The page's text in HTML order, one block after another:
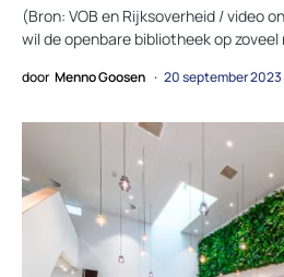
(Bron: VOB en Rijksoverheid / video
wil de openbare bibliotheek op
door Menno Goosen 20 september 2023